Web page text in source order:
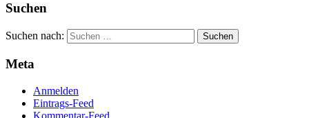
Suchen
Suchen nach:
Meta
Anmelden
Eintrags-Feed
Kommentar-Feed